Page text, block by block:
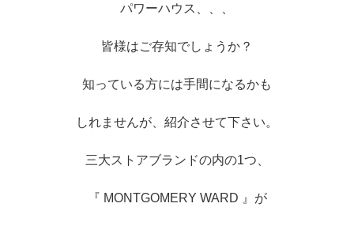
パワーハウス、、、
皆様はご存知でしょうか？
知っている方には手間になるかも
しれませんが、紹介させて下さい。
三大ストアブランドの内の1つ、
『 MONTGOMERY WARD 』が